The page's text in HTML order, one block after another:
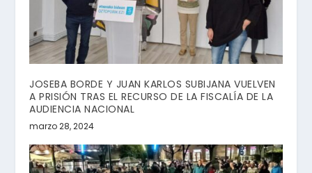
JOSEBA BORDE Y JUAN KARLOS SUBIJANA VUELVEN
A PRISIÓN TRAS EL RECURSO DE LA FISCALÍA DE LA
AUDIENCIA NACIONAL
marzo 28, 2024